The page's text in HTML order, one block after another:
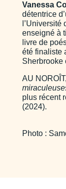
Vanessa
détentrice
enseigné à
livre de
été finaliste
Sherbrooke
AU
plus récent
(2024).
Photo :